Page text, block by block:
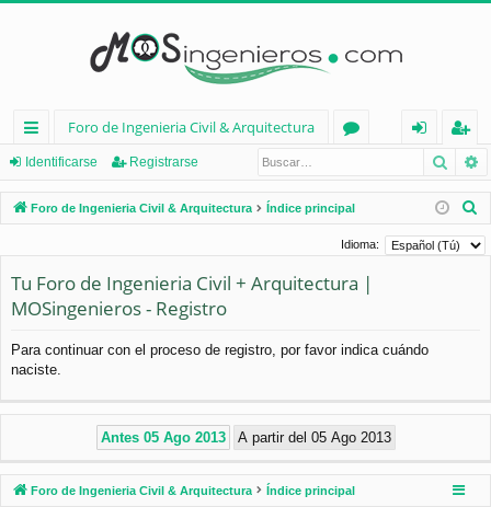
nl
ac
es
pi
os
Foro de Ingenieria Civil & Arquitectura
os
nt
ifi
eg
ist
ra
Identificarse Registrarse
Foro de Ingenieria Civil & Arquitectura Índice principal
s
Idioma:
Tu Foro de Ingenieria Civil + Arquitectura |
MOSingenieros - Registro
Para continuar con el proceso de registro, por favor indica cuándo
naciste.
Foro de Ingenieria Civil & Arquitectura Índice principal